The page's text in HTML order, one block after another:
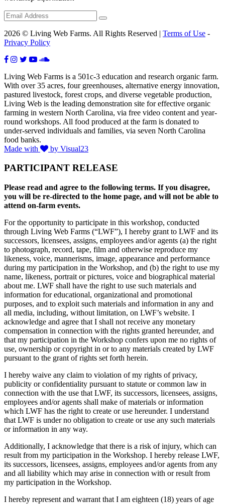
2026 © Living Web Farms. All Rights Reserved | Terms of Use -
Privacy Policy
Living Web Farms is a 501c-3 education and research organic farm.
With over 35 acres, four greenhouses, alternative energy innovation,
pastured livestock, forest crops, and diverse vegetable production,
Living Web is the leading demonstration site for effective organic
farming in western North Carolina, via free video content and year-
round workshops. All food produced at the farm is donated to
under-served individuals and families, via seven North Carolina
food banks.
Made with
by Visual23
PARTICIPANT RELEASE
Please read and agree to the following terms. If you disagree,
you will be re-directed to the home page, and will not be able to
attend on-farm events.
For the opportunity to participate in this workshop, conducted
through Living Web Farms (“LWF”), I hereby grant to LWF and its
successors, licensees, assigns, employees and/or agents (a) the right
to photograph, record, tape, film and otherwise reproduce my
likeness, voice, mannerisms, image, appearance and performance
during my participation in the Workshop, and (b) the right to use my
name, likeness, portrait or pictures, voice and biographical material
about me. LWF shall have the right to use such materials and
information for educational, organizational and promotional
purposes, and to exploit such materials and information in any and
all media, including, without limitation, on LWF’s website. I
acknowledge and agree that I shall not receive any monetary
compensation in connection with the rights granted hereunder, and
that my participation in the Workshop confers upon me no rights of
use, ownership or copyright in or to any materials created by LWF
pursuant to the grant of rights set forth herein.
I hereby waive any claim to violation of my rights of privacy,
publicity or confidentiality pursuant to statute or common law in
connection with the use that LWF, its successors, licensees, assigns,
employees and/or agents shall make of materials or information
which LWF has the right to create or use hereunder. I understand
that LWF is under no obligation to create or use any such materials
or information in any way.
Additionally, I acknowledge that there is a risk of injury, which can
result from my participation in the Workshop. I hereby release LWF,
its successors, licensees, assigns, employees and/or agents from any
and all liability which may arise in connection with or result from
my participation in the Workshop.
I hereby represent and warrant that I am eighteen (18) years of age